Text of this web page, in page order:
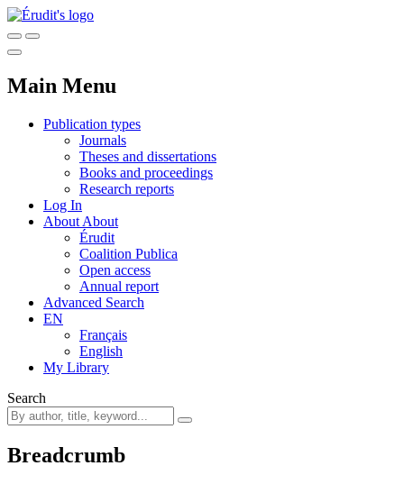
Main Menu
Publication types
Journals
Theses and dissertations
Books and proceedings
Research reports
Log In
About About
Érudit
Coalition Publica
Open access
Annual report
Advanced Search
EN
Français
English
My Library
Search
Breadcrumb